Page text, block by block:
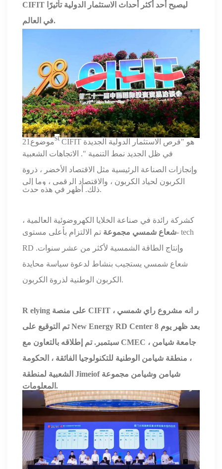
CIFIT ليصبح أحد أكثر أحداث الاستثمار الدولية تأثيرًا
في العالم.
موضوع 21 stCIFIT هو "فرص الاستثمار الدولية الجديدة
في ظل الجديد نمط التنمية ". الاتجاهات الشعبية
وإنجازات الصناعة الرئيسية مثل الاقتصاد الأخضر ، ذروة
الكربون لحياد الكربون ، والاقتصاد الرقمي ، وما إلى
ذلك. أظهر في هذه حدث .
كشركة رائدة في صناعة الخلايا الكهروضوئية العالمية ،
شعاع شمسي مجموعة تم الالتزام بأعلى مستوى- tech
RD وإنتاج الطاقة الشمسية لأكثر من عشر سنوات.
شعاع شمسي يستجيب بنشاط لدعوة سياسة محايدة
الكربون الوطنية لذروة الكربون .
R elying على منصة CIFIT ، ر انه مشروع راي شمسي
تم التوقيع على New Energy RD Center بعد ظهر يوم 8
سبتمبر.تم إطلاقه بالتعاون مع CMEC ، جامعة شيامن
، منطقة شيامن الوطنية للتكنولوجيا الفائقة ، الحكومة
الشعبية لمنطقة Jimeiof شيامن وشيامن مجموعة
المعلومات.